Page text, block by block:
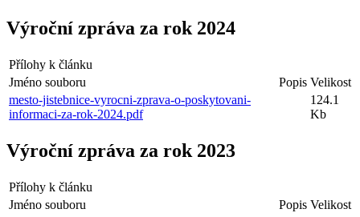
Výroční zpráva za rok 2024
Přílohy k článku
Jméno souboru
Popis Velikost
mesto-jistebnice-vyrocni-zprava-o-poskytovani-
informaci-za-rok-2024.pdf
124.1
Kb
Výroční zpráva za rok 2023
Přílohy k článku
Jméno souboru
Popis Velikost